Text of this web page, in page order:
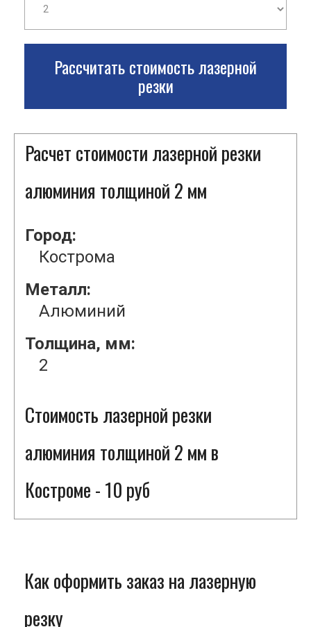
Рассчитать стоимость лазерной
резки
Расчет стоимости лазерной резки
алюминия толщиной 2 мм
Город:
Кострома
Металл:
Алюминий
Толщина, мм:
2
Стоимость лазерной резки
алюминия толщиной 2 мм в
Костроме - 10 руб
Как оформить заказ на лазерную
резку